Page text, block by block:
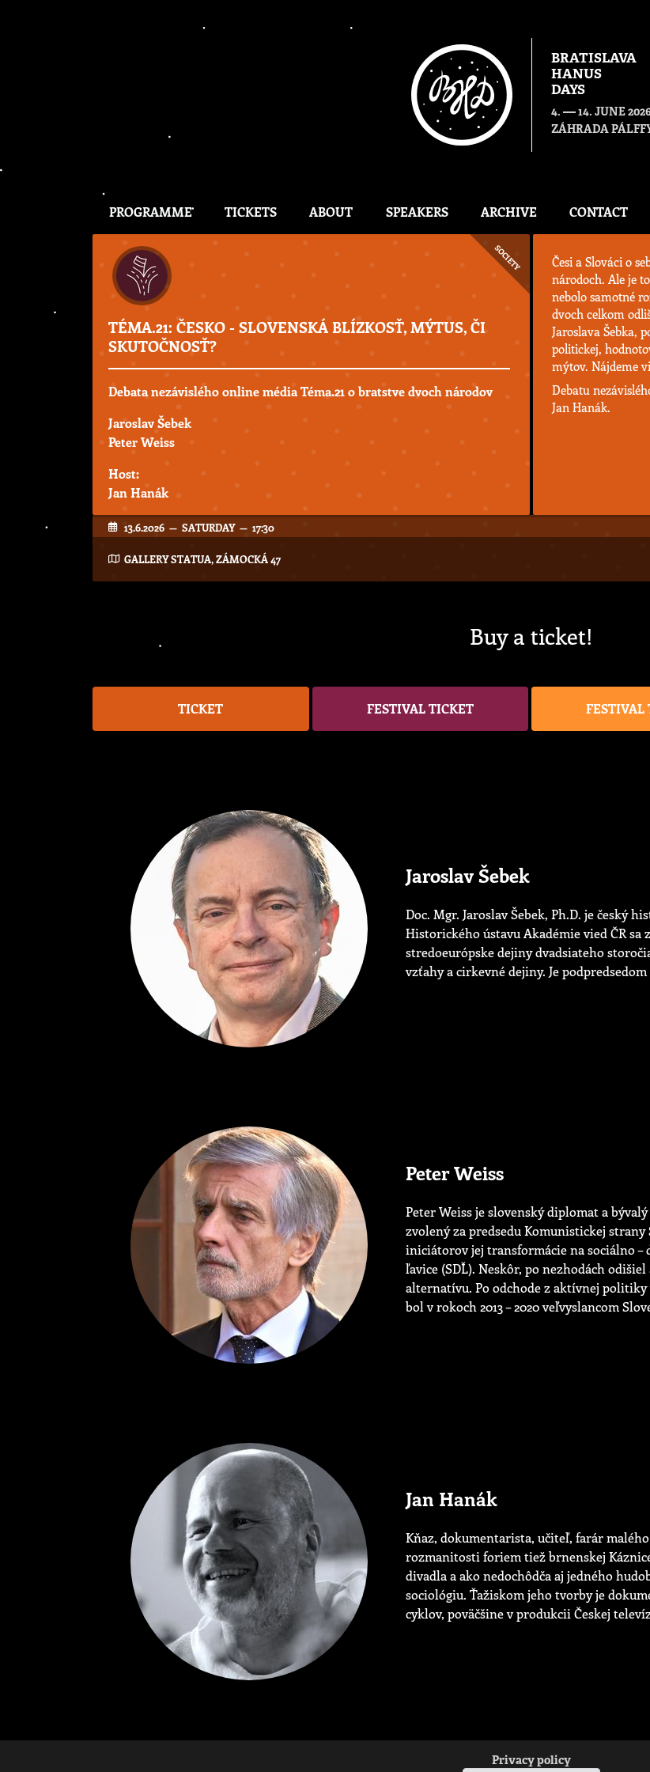
BRATISLAVA
HANUS
DAYS
4. — 14. JUNE
ZÁHRADA
PROGRAMME TICKETS ABOUT SPEAKERS ARCHIVE CONTACT
SOCIETY
TÉMA.21: ČESKO - SLOVENSKÁ BLÍZKOSŤ, MÝTUS, ČI
SKUTOČNOSŤ?
Debata nezávislého online média Téma.21 o bratstve dvoch národov
Jaroslav Šebek
Peter Weiss
Host:
Jan Hanák
Česi a Slováci o
národoch. Ale je
nebolo samotné
dvoch celkom
Jaroslava Šebka,
politickej,
mýtov. Nájdeme
Debatu
Jan Hanák.
13.6.2026 — SATURDAY — 17:30
GALLERY STATUA, ZÁMOCKÁ 47
Buy a ticket!
TICKET FESTIVAL TICKET FESTIVAL
Jaroslav Šebek
Doc. Mgr. Jaroslav Šebek, Ph.D. je český
Historického ústavu Akadémie vied ČR sa
stredoeurópske dejiny dvadsiateho
vzťahy a cirkevné dejiny. Je
Peter Weiss
Peter Weiss je slovenský diplomat a
zvolený za predsedu Komunistickej
iniciátorov jej transformácie na sociálno
ľavice (SDĽ). Neskôr, po nezhodách
alternatívu. Po odchode z aktívnej
bol v rokoch 2013 – 2020 veľvyslancom
Jan Hanák
Kňaz, dokumentarista, učiteľ, farár
rozmanitosti foriem tiež brnenskej
divadla a ako nedochôdča aj jedného
sociológiu. Ťažiskom jeho tvorby je
cyklov, poväčšine v produkcii Českej
Privacy policy